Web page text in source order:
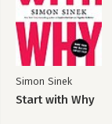
6. Werk voor
Belang van
Aanpak van
Type
Professionalisering
Simon Sinek
Start with Why